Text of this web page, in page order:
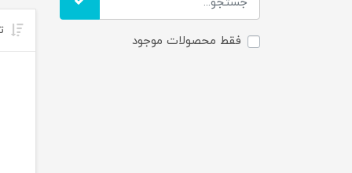
فقط محصولات موجود